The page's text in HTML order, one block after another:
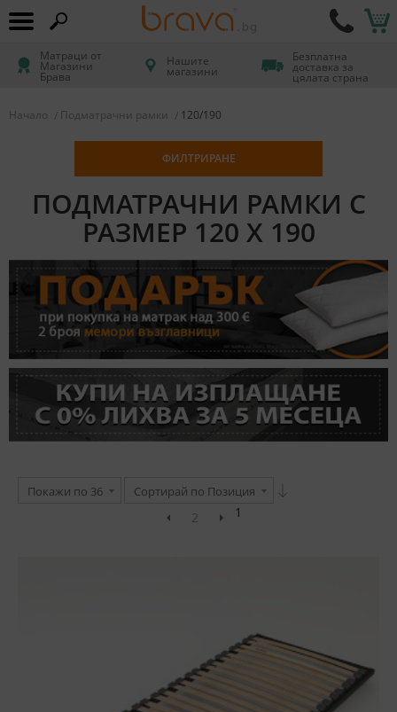
Матраци от
Магазини
Брава
Нашите
магазини
Безплатна
доставка за
цялата страна
Начало Подматрачни рамки 120/190
ПОДМАТРАЧНИ РАМКИ С
РАЗМЕР 120 X 190
Покажи по 36 Сортирай по Позиция
1
2
ФИЛТРИРАНЕ